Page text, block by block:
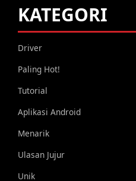
KATEGORI
Driver
Paling Hot!
Tutorial
Aplikasi Android
Menarik
Ulasan Jujur
Unik